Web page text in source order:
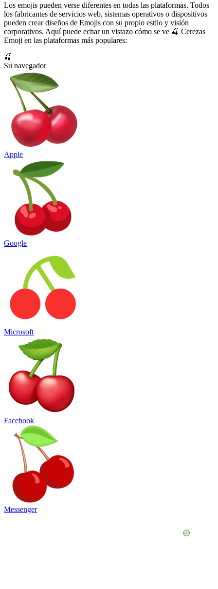
Los emojis pueden verse diferentes en todas las plataformas. Todos
los fabricantes de servicios web, sistemas operativos o dispositivos
pueden crear diseños de Emojis con su propio estilo y visión
corporativos. Aquí puede echar un vistazo cómo se ve 🍒 Cerezas
Emoji en las plataformas más populares:
🍒
Su navegador
Apple
Google
Microsoft
Facebook
Messenger